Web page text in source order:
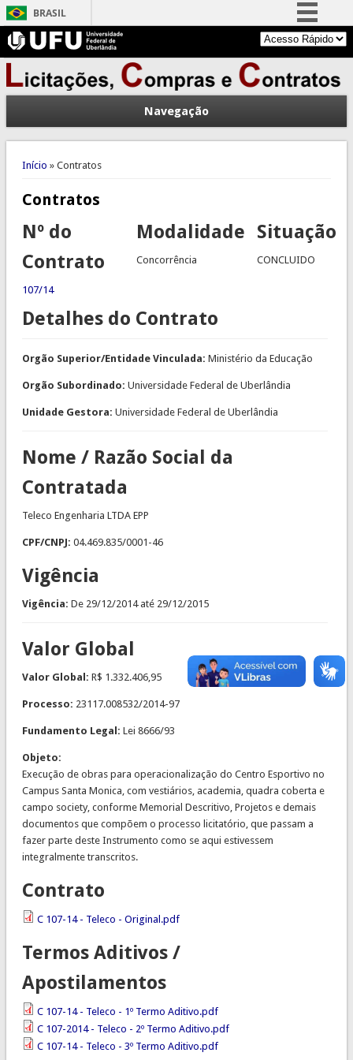
BRASIL
Simplifique!
Comunica BR
Participe
Acesso à informação
Legislação
Navegação
Você está aqui
Início » Contratos
Contratos
Nº do
Contrato
107/14
Modalidade
Concorrência
Situação
CONCLUIDO
Detalhes do Contrato
Orgão Superior/Entidade Vinculada: Ministério da Educação
Orgão Subordinado: Universidade Federal de Uberlândia
Unidade Gestora: Universidade Federal de Uberlândia
Nome / Razão Social da
Contratada
Teleco Engenharia LTDA EPP
CPF/CNPJ: 04.469.835/0001-46
Vigência
Vigência: De 29/12/2014até 29/12/2015
Valor Global
Valor Global: R$ 1.332.406,95
Processo: 23117.008532/2014-97
Fundamento Legal: Lei 8666/93
Objeto:
Execução de obras para operacionalização do Centro Esportivo no
Campus Santa Monica, com vestiários, academia, quadra coberta e
campo society, conforme Memorial Descritivo, Projetos e demais
documentos que compõem o processo licitatório, que passam a
fazer parte deste Instrumento como se aqui estivessem
integralmente transcritos.
Contrato
C 107-14 - Teleco - Original.pdf
Termos Aditivos /
Apostilamentos
C 107-14 - Teleco - 1º Termo Aditivo.pdf
C 107-2014 - Teleco - 2º Termo Aditivo.pdf
C 107-14 - Teleco - 3º Termo Aditivo.pdf